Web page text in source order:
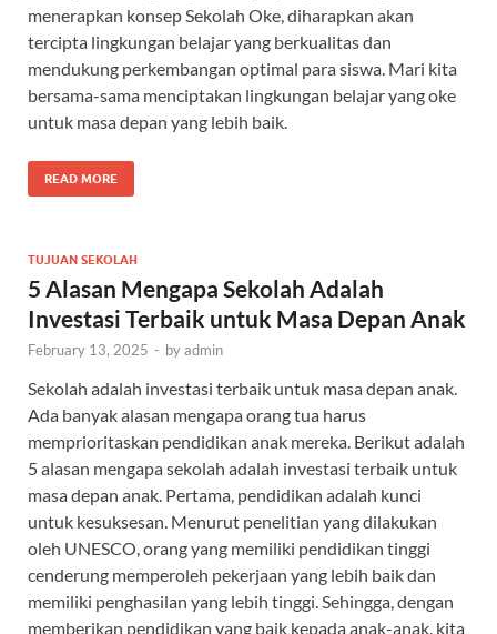
menerapkan konsep Sekolah Oke, diharapkan akan
tercipta lingkungan belajar yang berkualitas dan
mendukung perkembangan optimal para siswa. Mari kita
bersama-sama menciptakan lingkungan belajar yang oke
untuk masa depan yang lebih baik.
READ MORE
TUJUAN SEKOLAH
5 Alasan Mengapa Sekolah Adalah
Investasi Terbaik untuk Masa Depan Anak
February 13, 2025 - byadmin
Sekolah adalah investasi terbaik untuk masa depan anak.
Ada banyak alasan mengapa orang tua harus
memprioritaskan pendidikan anak mereka. Berikut adalah
5 alasan mengapa sekolah adalah investasi terbaik untuk
masa depan anak. Pertama, pendidikan adalah kunci
untuk kesuksesan. Menurut penelitian yang dilakukan
oleh UNESCO, orang yang memiliki pendidikan tinggi
cenderung memperoleh pekerjaan yang lebih baik dan
memiliki penghasilan yang lebih tinggi. Sehingga, dengan
memberikan pendidikan yang baik kepada anak-anak, kita